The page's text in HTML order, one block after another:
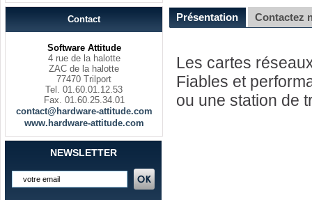
Contact
Software Attitude
4 rue de la halotte
ZAC de la halotte
77470 Trilport
Tel. 01.60.01.12.53
Fax. 01.60.25.34.01
contact@hardware-attitude.com
www.hardware-attitude.com
NEWSLETTER
Présentation Contactez
Les cartes
Fiables et
ou une station de